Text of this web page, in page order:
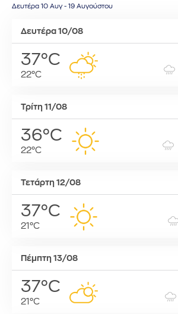
Δευτέρα 10 Αυγ - 19 Αυγούστου
Δευτέρα 10/08
37°C
22°C
Τρίτη 11/08
36°C
22°C
Τετάρτη 12/08
37°C
21°C
Πέμπτη 13/08
37°C
21°C